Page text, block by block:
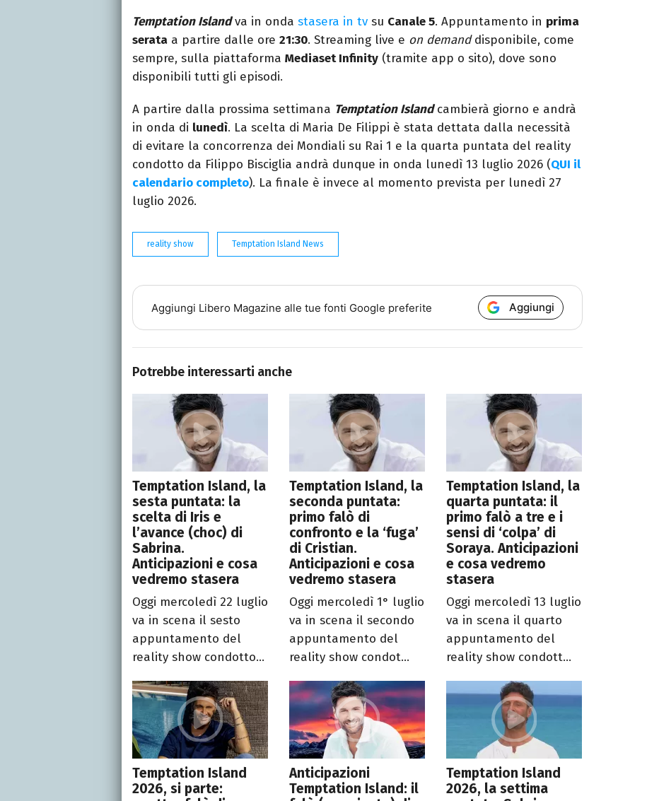
Temptation Islandva in onda stasera in tv su Canale 5. Appuntamento in prima
serata a partire dalle ore 21:30. Streaming live e on demanddisponibile, come
sempre, sulla piattaforma Mediaset Infinity (tramite app o sito), dove sono
disponibili tutti gli episodi.
A partire dalla prossima settimana Temptation Islandcambierà giorno e andrà
in onda di lunedì. La scelta di Maria De Filippi è stata dettata dalla necessità
di evitare la concorrenza dei Mondiali su Rai 1 e la quarta puntata del reality
condotto da Filippo Bisciglia andrà dunque in onda lunedì 13 luglio 2026 (QUI il
calendario completo). La finale è invece al momento prevista per lunedì 27
luglio 2026.
reality show Temptation Island News
Aggiungi Libero Magazine alle tue fonti Google preferite Aggiungi
Potrebbe interessarti anche
Temptation Island, la
sesta puntata: la
scelta di Iris e
l’avance (choc) di
Sabrina.
Anticipazioni e cosa
vedremo stasera
Oggi mercoledì 22 luglio
va in scena il sesto
appuntamento del
reality show condotto...
Temptation Island, la
seconda puntata:
primo falò di
confronto e la ‘fuga’
di Cristian.
Anticipazioni e cosa
vedremo stasera
Oggi mercoledì 1° luglio
va in scena il secondo
appuntamento del
reality show condot...
Temptation Island, la
quarta puntata: il
primo falò a tre e i
sensi di ‘colpa’ di
Soraya. Anticipazioni
e cosa vedremo
stasera
Oggi mercoledì 13 luglio
va in scena il quarto
appuntamento del
reality show condott...
Temptation Island
2026, si parte:
Anticipazioni
Temptation Island: il
Temptation Island
2026, la settima